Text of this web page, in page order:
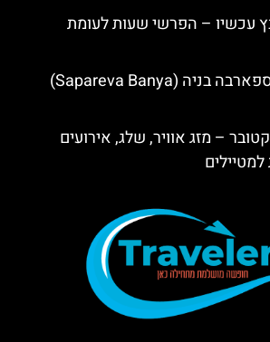
עכשיו – הפרשי שעות לעומת
בריכות תרמיות בספארבה בניה (Sapareva Banya)
– מזג אוויר, שלג, אירועים